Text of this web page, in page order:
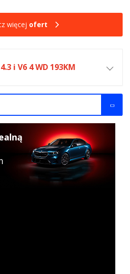
więcej ofert
i V6 4 WD 193KM